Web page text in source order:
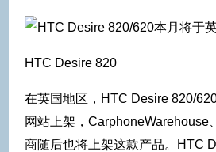
HTC Desire 820
在英国地区，HTC Desire 820/
网站上架，CarphoneWarehouse
商随后也将上架这款产品。HTC